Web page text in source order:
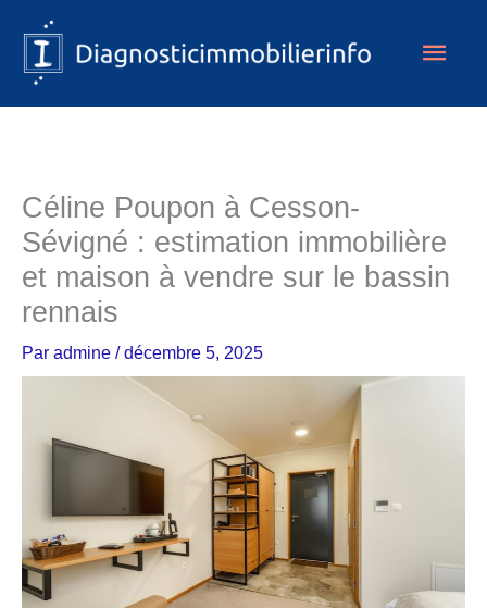
contenu
Céline Poupon à Cesson-
Sévigné : estimation immobilière
et maison à vendre sur le bassin
rennais
Par admine /décembre 5, 2025